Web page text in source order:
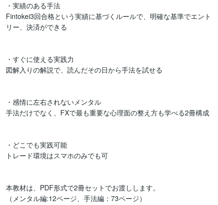
・実績のある手法
Fintokei3回合格という実績に基づくルールで、明確な基準でエント
リー、決済ができる
・すぐに使える実践力
図解入りの解説で、読んだその日から手法を試せる
・感情に左右されないメンタル
手法だけでなく、FXで最も重要な心理面の整え方も学べる2冊構成
・どこでも実践可能
トレード環境はスマホのみでも可
本教材は、PDF形式で2冊セットでお渡しします。
（メンタル編:12ページ、手法編：73ページ）